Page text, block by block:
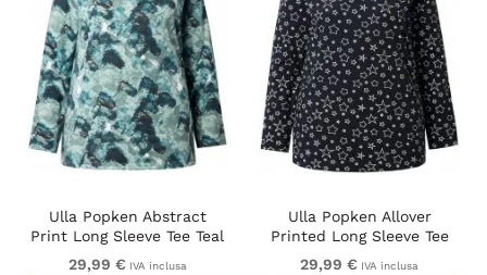
Ulla Popken Abstract
Print Long Sleeve Tee Teal
Green
29,99 € IVA inclusa
Ulla Popken Allover
Printed Long Sleeve Tee
Black
29,99 € IVA inclusa